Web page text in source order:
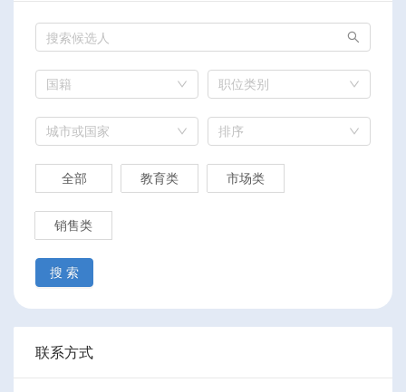
国籍 职位类别
城市或国家 排序
全部 教育类 市场类
销售类
搜 索
联系方式